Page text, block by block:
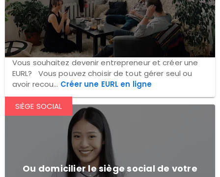
Vous souhaitez devenir entrepreneur et créer une
EURL? Vous pouvez choisir de tout gérer seul ou
avoir recou... Créer une EURL en ligne
Ou domicilier le siège social de votre
SIÈGE SOCIAL